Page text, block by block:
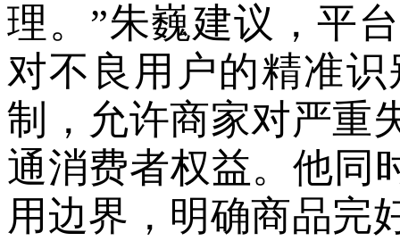
理。”朱巍建议，平
对不良用户的精准
制，允许商家对严重
通消费者权益。他同
用边界，明确商品完